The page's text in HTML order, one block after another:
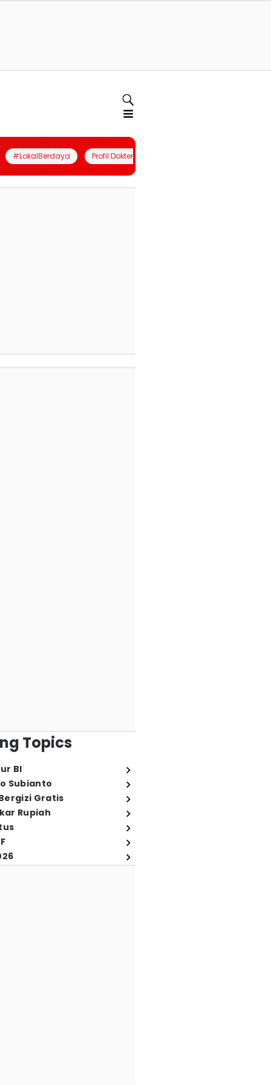
#LokalBerdaya Profil Dokter
Topics
BI
Subianto
Gratis
Rupiah